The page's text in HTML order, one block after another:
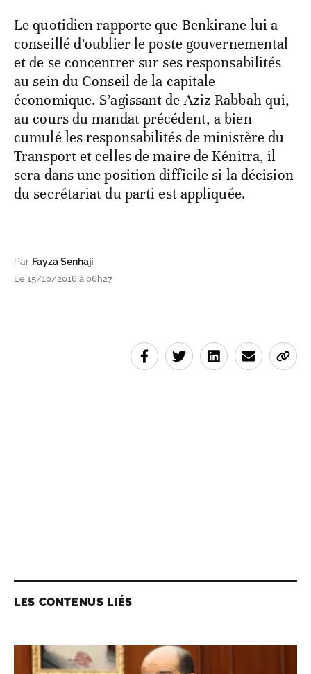
Le quotidien rapporte que Benkirane lui a
conseillé d’oublier le poste gouvernemental
et de se concentrer sur ses responsabilités
au sein du Conseil de la capitale
économique. S’agissant de Aziz Rabbah qui,
au cours du mandat précédent, a bien
cumulé les responsabilités de ministère du
Transport et celles de maire de Kénitra, il
sera dans une position difficile si la décision
du secrétariat du parti est appliquée.
Par Fayza Senhaji
Le 15/10/2016 à 06h27
LES CONTENUS LIÉS